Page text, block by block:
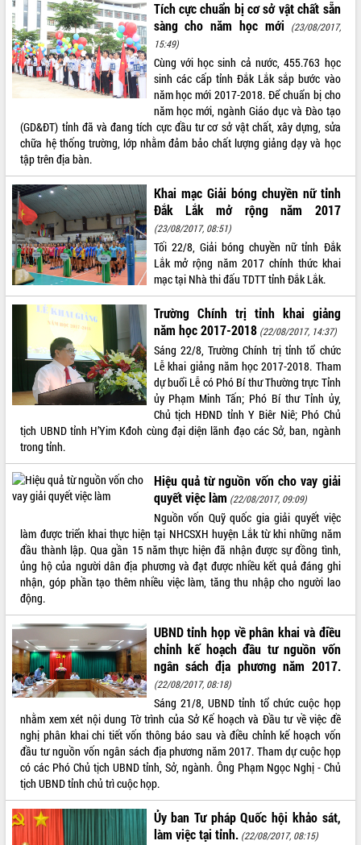
Tháo gỡ những vướng mắc, đẩy mạnh
công tác cải cách thủ tục hành chính
tại Trung tâm Phục vụ hành chính
công tỉnh
Đắk Lắk: Tôn vinh 46 giải pháp tại Hội
thi Sáng tạo Kỹ thuật 2024 - 2025
Đắk Lắk rà soát, điều chỉnh Đề án 190
về phát triển nuôi trồng thủy sản
Phó Chủ tịch UBND tỉnh Đắk Lắk
Trương Công Thái kiểm tra thực địa
Dự án cao tốc Khánh Hòa - Buôn Ma
Thuột
Định vị cà phê Việt Nam như một “di
sản sống” trong dòng chảy toàn cầu
Xây dựng nông thôn mới: Nâng cao đời
sống người dân từ những mô hình thiết
thực
Quyết liệt tháo gỡ vướng mắc, đẩy
nhanh tiến độ các dự án trọng điểm
trong Khu kinh tế Nam Phú Yên
Hòn Yến phát triển du lịch gắn với bảo
tồn biển
Lấy ý kiến điều chỉnh Quy hoạch tỉnh
Đắk Lắk thời kỳ 2021-2030, tầm nhìn
đến năm 2050
Phát động chiến dịch 30 ngày đêm
giải phóng mặt bằng Tuyến đường bộ
ven biển
Đắk Lắk nỗ lực thúc đẩy tăng trưởng
II/2026
Đắk Lắk ký kết thỏa thuận hợp tác về
chuyển đổi số giai đoạn 2026 – 2030
với Tập đoàn Bưu chính Viễn thông
Việt Nam
Thứ trưởng Bộ Y tế làm việc với tỉnh
Đắk Lắk về phát triển nhân lực y tế
cho trạm y tế cấp xã
Du lịch Đắk Lắk nâng tầm trải nghiệm
du khách thông qua Hệ thống cơ sở dữ
liệu và Bản đồ số
Tập huấn ứng dụng trí tuệ nhân tạo (AI)
trong thương mại điện tử năm 2026
Đoàn đại biểu Quốc hội tỉnh Đắk Lắk
trao đổi thông tin trước Kỳ họp thứ
nhất, Quốc hội khóa XVI
Quyết liệt cải cách hành chính, khơi
thông nguồn lực phát triển
Tích cực chuẩn bị cơ sở vật chất sẵn
sàng cho năm học mới
(23/08/2017,
15:49)
Cùng với học sinh cả nước, 455.763 học
sinh các cấp tỉnh Đắk Lắk sắp bước vào
năm học mới 2017-2018. Để chuẩn bị cho
năm học mới, ngành Giáo dục và Đào tạo
(GD&ĐT) tỉnh đã và đang tích cực đầu tư cơ sở vật chất, xây dựng, sửa
chữa hệ thống trường, lớp nhằm đảm bảo chất lượng giảng dạy và học
tập trên địa bàn.
Khai mạc Giải bóng chuyền nữ tỉnh
Đắk Lắk mở rộng năm 2017
(23/08/2017, 08:51)
Tối 22/8, Giải bóng chuyền nữ tỉnh Đắk
Lắk mở rộng năm 2017 chính thức khai
mạc tại Nhà thi đấu TDTT tỉnh Đắk Lắk.
Trường Chính trị tỉnh khai giảng
năm học 2017-2018 (22/08/2017, 14:37)
Sáng 22/8, Trường Chính trị tỉnh tổ chức
Lễ khai giảng năm học 2017-2018. Tham
dự buổi Lễ có Phó Bí thư Thường trực Tỉnh
ủy Phạm Minh Tấn; Phó Bí thư Tỉnh ủy,
Chủ tịch HĐND tỉnh Y Biêr Niê; Phó Chủ
tịch UBND tỉnh H’Yim Kđoh cùng đại diện lãnh đạo các Sở, ban, ngành
trong tỉnh.
Hiệu quả từ nguồn vốn cho vay giải
quyết việc làm (22/08/2017, 09:09)
Nguồn vốn Quỹ quốc gia giải quyết việc
làm được triển khai thực hiện tại NHCSXH huyện Lắk từ khi những năm
đầu thành lập. Qua gần 15 năm thực hiện đã nhận được sự đồng tình,
ủng hộ của người dân địa phương và đạt được nhiều kết quả đáng ghi
nhận, góp phần tạo thêm nhiều việc làm, tăng thu nhập cho người lao
động.
UBND tỉnh họp về phân khai và điều
chỉnh kế hoạch đầu tư nguồn vốn
ngân sách địa phương năm 2017.
(22/08/2017, 08:18)
Sáng 21/8, UBND tỉnh tổ chức cuộc họp
nhằm xem xét nội dung Tờ trình của Sở Kế hoạch và Đầu tư về việc đề
nghị phân khai chi tiết vốn thông báo sau và điều chỉnh kế hoạch vốn
đầu tư nguồn vốn ngân sách địa phương năm 2017. Tham dự cuộc họp
có các Phó Chủ tịch UBND tỉnh, Sở, ngành. Ông Phạm Ngọc Nghị - Chủ
tịch UBND tỉnh chủ trì cuộc họp.
Ủy ban Tư pháp Quốc hội khảo sát,
làm việc tại tỉnh. (22/08/2017, 08:15)